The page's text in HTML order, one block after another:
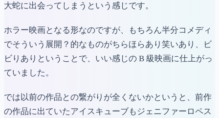
大蛇に出会ってしまうという感じです。
ホラー映画となる形なのですが、もちろん半分コメディ
でそういう展開？的なものがちらほらあり笑いあり、ビ
ビりありということで、いい感じの B 級映画に仕上がっ
ていました。
では以前の作品との繋がりが全くないかというと、前作
の作品に出ていたアイスキューブもジェニファーロペス